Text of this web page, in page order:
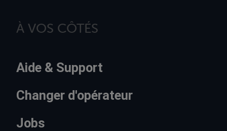
À VOS CÔTÉS
Aide & Support
Changer d'opérateur
Jobs